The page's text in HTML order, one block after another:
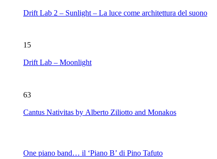
Drift Lab 2 – Sunlight – La luce come architettura del suono
15
Drift Lab – Moonlight
63
Cantus Nativitas by Alberto Ziliotto and Monakos
One piano band… il ‘Piano B’ di Pino Tafuto